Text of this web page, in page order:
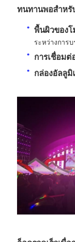
ขอทุน
จอแสดงผล
ให้เช่าจอ LED
ผนังวิดีโอ LED
จอแสดงผล
ทนทานพอสําหรั
พื้นผิวของ
ระหว่างการ
การเชื่อมต่
กล่องอัลลู